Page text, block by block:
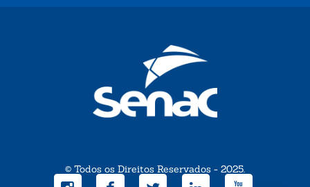
© Todos os Direitos Reservados - 2025.